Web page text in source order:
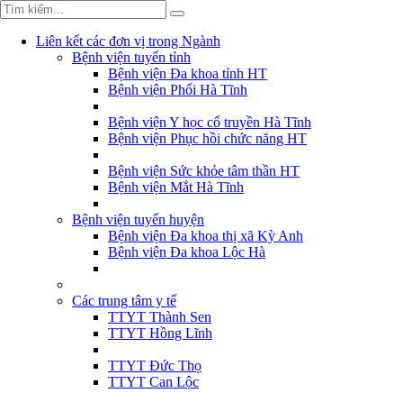
Liên kết các đơn vị trong Ngành
Bệnh viện tuyến tỉnh
Bệnh viện Đa khoa tỉnh HT
Bệnh viện Phổi Hà Tĩnh
Bệnh viện Y học cổ truyền Hà Tĩnh
Bệnh viện Phục hồi chức năng HT
Bệnh viện Sức khỏe tâm thần HT
Bệnh viện Mắt Hà Tĩnh
Bệnh viện tuyến huyện
Bệnh viện Đa khoa thị xã Kỳ Anh
Bệnh viện Đa khoa Lộc Hà
Các trung tâm y tế
TTYT Thành Sen
TTYT Hồng Lĩnh
TTYT Đức Thọ
TTYT Can Lộc